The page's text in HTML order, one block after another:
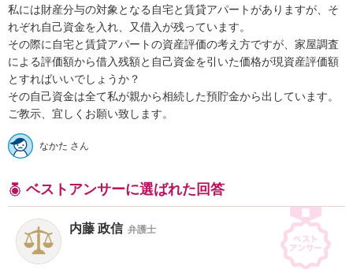
私には財産分与の対象となる自宅と賃貸アパートがありますが、そ
れぞれ自己資金を入れ、又借入が残っています。
その際に自宅と賃貸アパートの資産評価の考え方ですが、家屋調査
による評価額から借入残額と自己資金を引いた価格が現資産評価額
とすればいいでしょうか？
その自己資金は全て私が親から相続した預貯金から出しています。
ご教示、宜しくお願い致します。
なかた さん
ベストアンサーに選ばれた回答
内藤 政信 弁護士